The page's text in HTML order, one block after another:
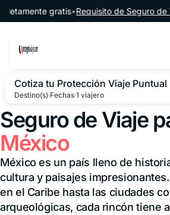
Saltar al contenido
gratis•Requisito de Seguro de Viaje
Cotiza tu Protección Viaje Puntual
Destino(s)·Fechas·1 viajero
Seguro de Viaje
México
México es un país lleno de
cultura y paisajes
en el Caribe hasta las ciudades
arqueológicas, cada rincón tiene